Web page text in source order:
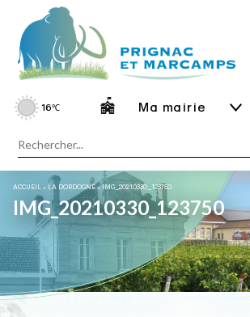
16℃ Ma mairie
ACCUEIL » LA DORDOGNE»IMG_20210330_123750
IMG_20210330_123750